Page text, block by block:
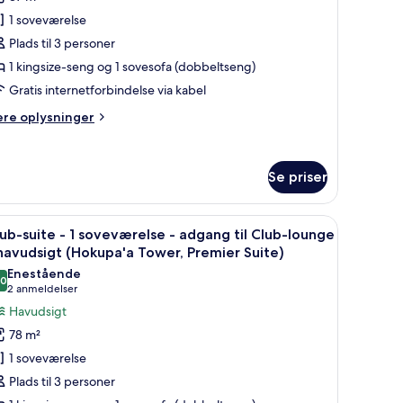
1 soveværelse
Plads til 3 personer
1 kingsize-seng og 1 sovesofa (dobbeltseng)
Gratis internetforbindelse via kabel
oplysninger
Se priser
et spisebord, en stol og havudsigt.Et moderne hotelværelse med stort vindue,
6
suite - 1 soveværelse - adgang til Club-lounge
(Hokupa'a Tower, Premier Suite)
ud af 10
Enestående
2 anmeldelser
(2
anmeldelser)
Havudsigt
78 m²
1 soveværelse
Plads til 3 personer